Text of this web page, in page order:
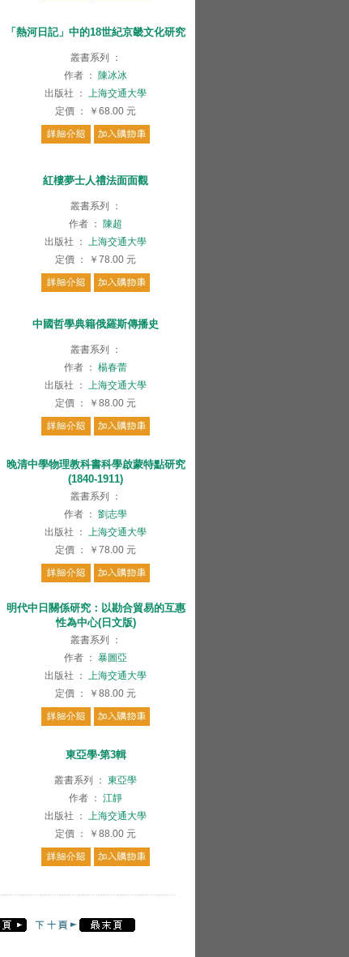
「熱河日記」中的18世紀京畿文化研究
叢書系列
：
作者 ：
陳冰冰
出版社
： 上海交通大學
定價 ： ￥68.00 元
紅樓夢士人禮法面面觀
叢書系列
：
作者 ：
陳超
出版社
： 上海交通大學
定價 ： ￥78.00 元
中國哲學典籍俄羅斯傳播史
叢書系列
：
作者 ： 楊春蕾
出版社
： 上海交通大學
定價 ： ￥88.00 元
晚清中學物理教科書科學啟蒙特點研究
(1840-1911)
叢書系列
：
作者 ： 劉志學
出版社
： 上海交通大學
定價 ： ￥78.00 元
明代中日關係研究：以勘合貿易的互惠
性為中心(日文版)
叢書系列
：
作者 ： 暴圖亞
出版社
： 上海交通大學
定價 ： ￥88.00 元
東亞學‧第3輯
叢書系列 ： 東亞學
作者 ： 江靜
出版社
： 上海交通大學
定價 ： ￥88.00 元